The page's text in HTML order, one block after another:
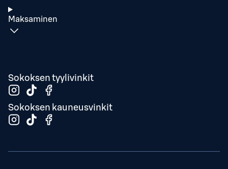
Maksaminen
Sokoksen tyylivinkit
Sokoksen kauneusvinkit